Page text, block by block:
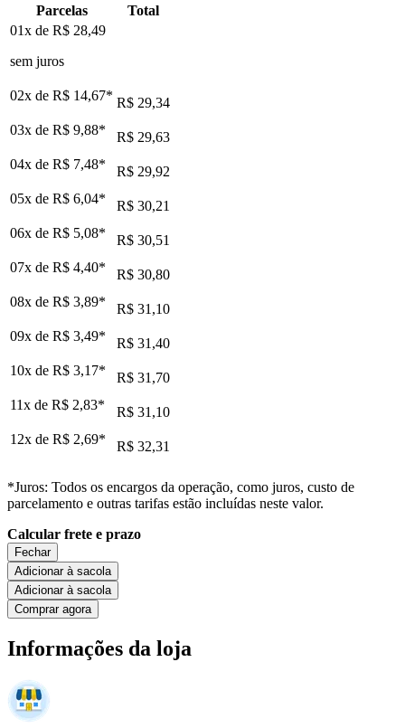
Parcelas
Total
01x de R$ 28,49
sem juros
02x de R$ 14,67* R$ 29,34
03x de R$ 9,88*
R$ 29,63
04x de R$ 7,48*
R$ 29,92
05x de R$ 6,04*
R$ 30,21
06x de R$ 5,08*
R$ 30,51
07x de R$ 4,40*
R$ 30,80
08x de R$ 3,89*
R$ 31,10
09x de R$ 3,49*
R$ 31,40
10x de R$ 3,17*
R$ 31,70
11x de R$ 2,83*
R$ 31,10
12x de R$ 2,69* R$ 32,31
*Juros: Todos os encargos da operação, como juros, custo de
parcelamento e outras tarifas estão incluídas neste valor.
Calcular frete e prazo
Fechar
Adicionar à sacola
Adicionar à sacola
Comprar agora
Informações da loja